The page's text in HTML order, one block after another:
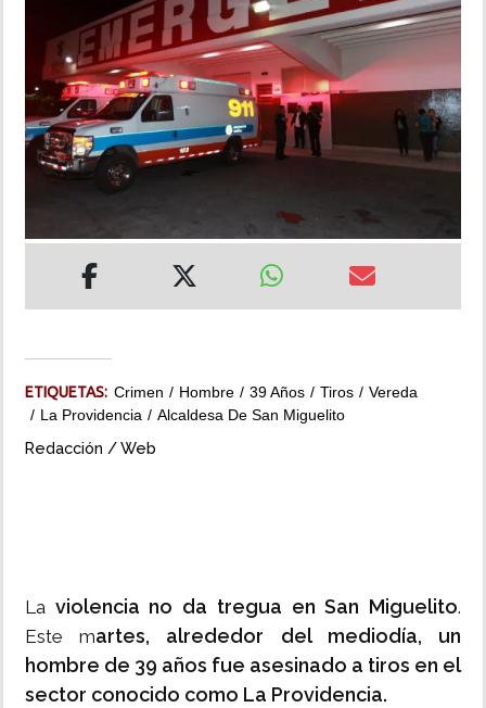
MUNDO
INSÓLITAS
ETIQUETAS: Crimen Hombre 39 Años Tiros
Vereda
La Providencia
Alcaldesa De San Miguelito
Redacción / Web
La violencia no da tregua en San Miguelito.
Este martes, alrededor del mediodía, un
hombre de 39 años fue asesinado a tiros en el
sector conocido como La Providencia.